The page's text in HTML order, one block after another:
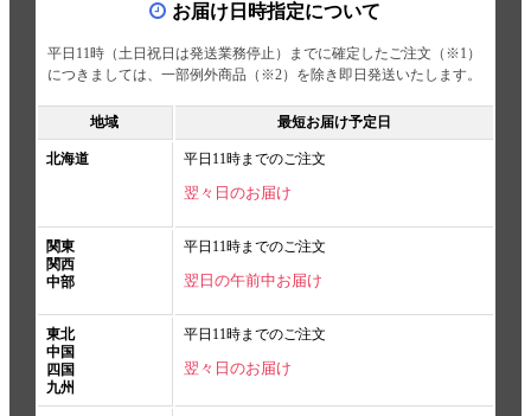
お届け日時指定について
平日11時（土日祝日は発送業務停止）までに確定したご注文（※1）
につきましては、一部例外商品（※2）を除き即日発送いたします。
地域 最短お届け予定日
北海道 平日11時までのご注文
翌々日のお届け
関東
関西
中部
平日11時までのご注文
翌日の午前中お届け
東北
中国
四国
九州
平日11時までのご注文
翌々日のお届け